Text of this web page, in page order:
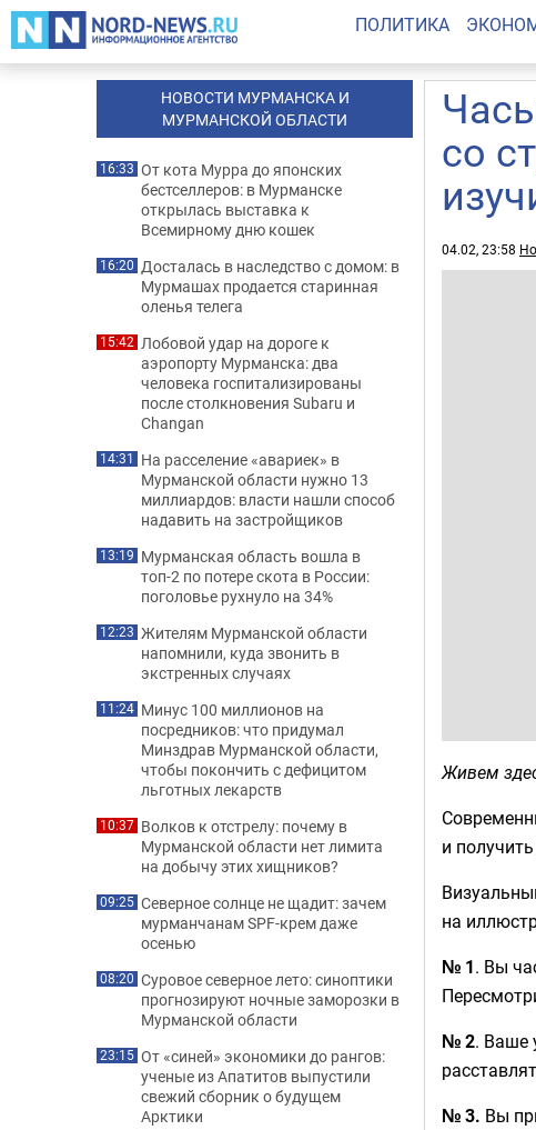
ПОЛИТИКА
со
04.02, 23:58
Живем
и
на
№ 1. Вы
№ 2. Ваше
№ 3. Вы
НОВОСТИ МУРМАНСКА И
МУРМАНСКОЙ ОБЛАСТИ
16:33 От кота Мурра до японских
бестселлеров: в Мурманске
открылась выставка к
Всемирному дню кошек
16:20 Досталась в наследство с домом: в
Мурмашах продается старинная
оленья телега
15:42 Лобовой удар на дороге к
аэропорту Мурманска: два
человека госпитализированы
после столкновения Subaru и
Changan
14:31 На расселение «авариек» в
Мурманской области нужно 13
миллиардов: власти нашли способ
надавить на застройщиков
13:19 Мурманская область вошла в
топ-2 по потере скота в России:
поголовье рухнуло на 34%
12:23 Жителям Мурманской области
напомнили, куда звонить в
экстренных случаях
11:24 Минус 100 миллионов на
посредников: что придумал
Минздрав Мурманской области,
чтобы покончить с дефицитом
льготных лекарств
10:37 Волков к отстрелу: почему в
Мурманской области нет лимита
на добычу этих хищников?
09:25 Северное солнце не щадит: зачем
мурманчанам SPF-крем даже
осенью
08:20 Суровое северное лето: синоптики
прогнозируют ночные заморозки в
Мурманской области
23:15 От «синей» экономики до рангов:
ученые из Апатитов выпустили
свежий сборник о будущем
Арктики